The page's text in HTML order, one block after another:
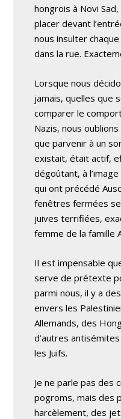
hongrois à Novi
placer devant
nous insulter
dans la rue.
Lorsque nous
jamais, quelles que
comparer le
Nazis, nous
que parvenir à un
existait, était actif,
dégoûtant, à
qui ont précédé
fenêtres fermées
juives terrifiées,
femme de la famille
Il est impensable
serve de prétexte
parmi nous, il y a
envers les
Allemands, des
d’autres
les Juifs.
Je ne parle pas des
pogroms, mais des
harcèlement, des